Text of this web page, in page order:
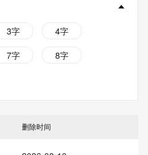
3字
4字
7字
8字
删除时间